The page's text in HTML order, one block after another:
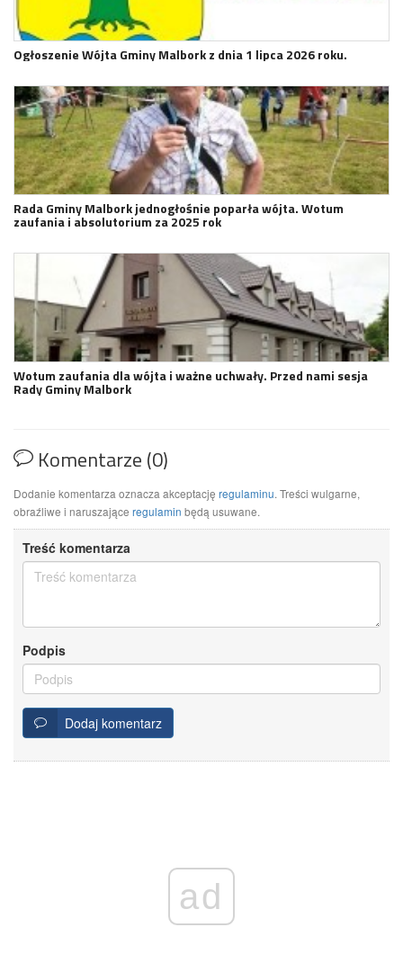
Ogłoszenie Wójta Gminy Malbork z dnia 1 lipca 2026 roku.
Rada Gminy Malbork jednogłośnie poparła wójta. Wotum
zaufania i absolutorium za 2025 rok
Wotum zaufania dla wójta i ważne uchwały. Przed nami sesja
Rady Gminy Malbork
Komentarze (0)
Dodanie komentarza oznacza akceptację regulaminu. Treści wulgarne,
obraźliwe i naruszające regulamin będą usuwane.
Treść komentarza
Podpis
Dodaj komentarz
ad